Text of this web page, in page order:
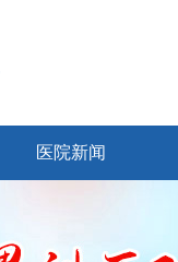
医院新闻